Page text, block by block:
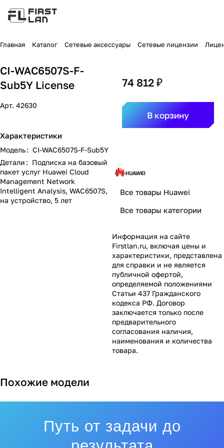
Главная Каталог Сетевые аксессуары Сетевые лицензии
CI-WAC6507S-F-
Sub5Y License
Арт. 42630
Характеристики
Модель: CI-WAC6507S-F-Sub5Y
Детали: Подписка на базовый
пакет услуг Huawei Cloud
Management Network
Intelligent Analysis, WAC6507S,
на устройство, 5 лет
74 812 ₽
В корзину
Все товары Huawei
Все товары категории
Информация на сайте
Firstlan.ru, включая цены и
характеристики, представлена
для справки и не является
публичной офертой,
определяемой положениями
Статьи 437 Гражданского
кодекса РФ. Договор
заключается только после
предварительного
согласования наличия,
наименования и количества
товара.
Похожие модели
Путь от задачи до